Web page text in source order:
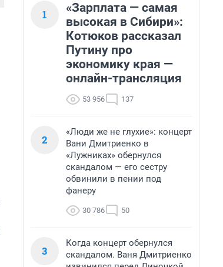
1
«Зарплата — самая
высокая в Сибири»:
Котюков рассказал
Путину про
экономику края —
онлайн-трансляция
53 956 137
2
«Люди же не глухие»: концерт
Вани Дмитриенко в
«Лужниках» обернулся
скандалом — его сестру
обвинили в пении под
фанеру
30 786 50
3
Когда концерт обернулся
скандалом. Ваня Дмитриенко